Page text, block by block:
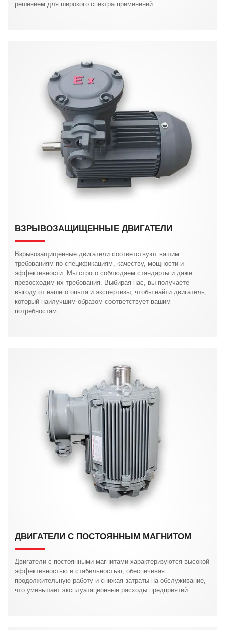
решением для широкого спектра применений.
ВЗРЫВОЗАЩИЩЕННЫЕ ДВИГАТЕЛИ
Взрывозащищенные двигатели соответствуют вашим
требованиям по спецификациям, качеству, мощности и
эффективности. Мы строго соблюдаем стандарты и даже
превосходим их требования. Выбирая нас, вы получаете
выгоду от нашего опыта и экспертизы, чтобы найти двигатель,
который наилучшим образом соответствует вашим
потребностям.
ДВИГАТЕЛИ С ПОСТОЯННЫМ МАГНИТОМ
Двигатели с постоянными магнитами характеризуются высокой
эффективностью и стабильностью, обеспечивая
продолжительную работу и снижая затраты на обслуживание,
что уменьшает эксплуатационные расходы предприятий.